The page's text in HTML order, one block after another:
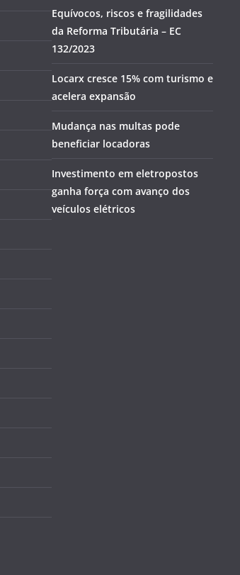
Equívocos, riscos e fragilidades
da Reforma Tributária – EC
132/2023
Locarx cresce 15% com turismo e
acelera expansão
Mudança nas multas pode
beneficiar locadoras
Investimento em eletropostos
ganha força com avanço dos
veículos elétricos